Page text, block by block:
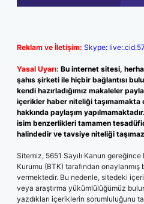
Reklam ve İletişim: Skype:
Yasal Uyarı: Bu internet sitesi,
şahıs şirketi ile hiçbir bağlantısı
kendi hazırladığımız makaleler
içerikler haber niteliği
hakkında paylaşım
isim benzerlikleri tamamen
halindedir ve tavsiye niteliği
Sitemiz, 5651 Sayılı Kanun
Kurumu (BTK) tarafından onaylanmış
vermektedir. Bu nedenle, sitedeki
veya araştırma yükümlülüğümüz
yazdıkları içeriklerin sorumluluğunu